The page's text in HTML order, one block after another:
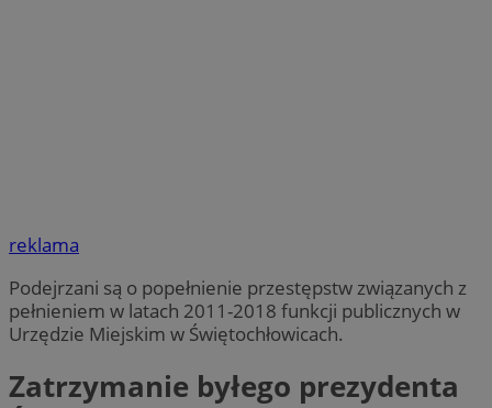
reklama
Podejrzani są o popełnienie przestępstw związanych z
pełnieniem w latach 2011-2018 funkcji publicznych w
Urzędzie Miejskim w Świętochłowicach.
Zatrzymanie byłego prezydenta